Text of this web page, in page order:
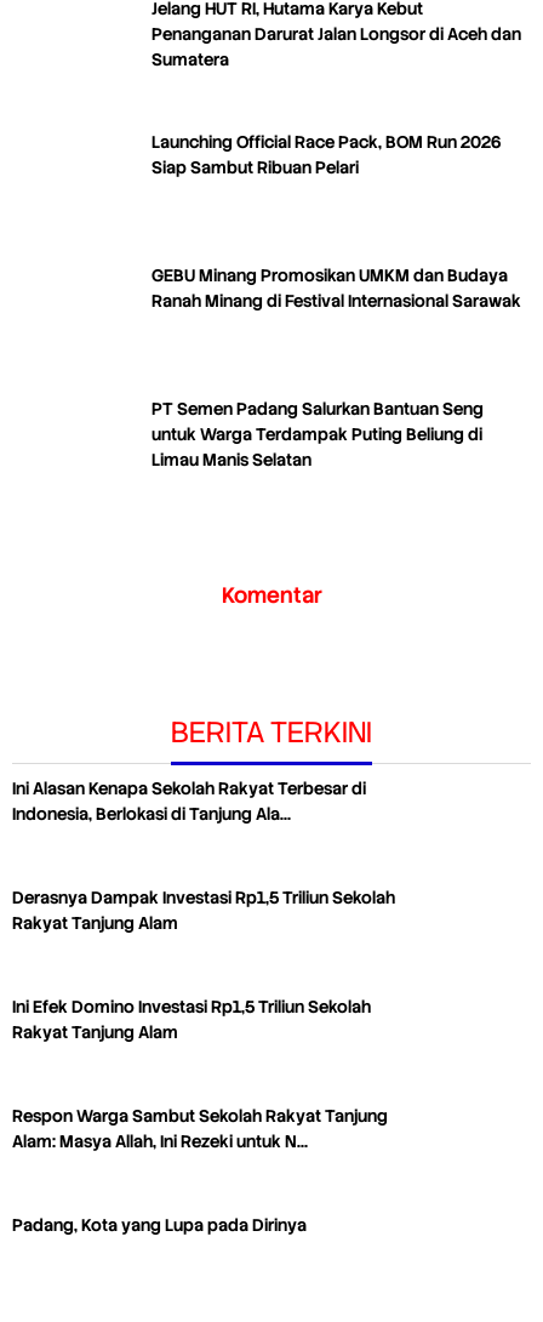
Jelang HUT RI, Hutama Karya Kebut
Penanganan Darurat Jalan Longsor di Aceh dan
Sumatera
Launching Official Race Pack, BOM Run 2026
Siap Sambut Ribuan Pelari
GEBU Minang Promosikan UMKM dan Budaya
Ranah Minang di Festival Internasional Sarawak
PT Semen Padang Salurkan Bantuan Seng
untuk Warga Terdampak Puting Beliung di
Limau Manis Selatan
Komentar
BERITA TERKINI
Ini Alasan Kenapa Sekolah Rakyat Terbesar di
Indonesia, Berlokasi di Tanjung Ala…
Derasnya Dampak Investasi Rp1,5 Triliun Sekolah
Rakyat Tanjung Alam
Ini Efek Domino Investasi Rp1,5 Triliun Sekolah
Rakyat Tanjung Alam
Respon Warga Sambut Sekolah Rakyat Tanjung
Alam: Masya Allah, Ini Rezeki untuk N…
Padang, Kota yang Lupa pada Dirinya